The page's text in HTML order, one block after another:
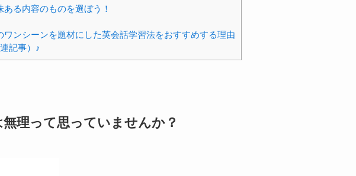
る内容のものを選ぼう！
ンシーンを題材にした英会話学習法をおすすめする理由
記事）♪
理って思っていませんか？